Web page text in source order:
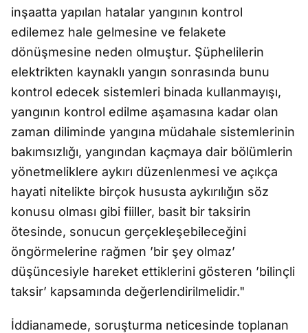
inşaatta yapılan hatalar yangının kontrol
edilemez hale gelmesine ve felakete
dönüşmesine neden olmuştur. Şüphelilerin
elektrikten kaynaklı yangın sonrasında bunu
kontrol edecek sistemleri binada kullanmayışı,
yangının kontrol edilme aşamasına kadar olan
zaman diliminde yangına müdahale sistemlerinin
bakımsızlığı, yangından kaçmaya dair bölümlerin
yönetmeliklere aykırı düzenlenmesi ve açıkça
hayati nitelikte birçok hususta aykırılığın söz
konusu olması gibi fiiller, basit bir taksirin
ötesinde, sonucun gerçekleşebileceğini
öngörmelerine rağmen ’bir şey olmaz’
düşüncesiyle hareket ettiklerini gösteren ’bilinçli
taksir’ kapsamında değerlendirilmelidir."
İddianamede, soruşturma neticesinde toplanan